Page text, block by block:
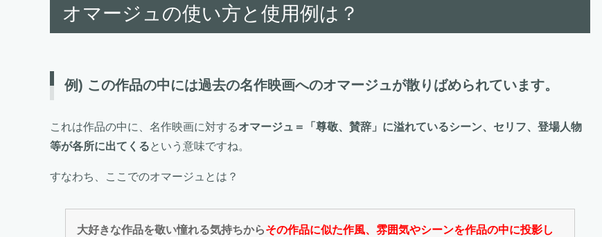
オマージュの使い方と使用例は？
例) この作品の中には過去の名作映画へのオマージュが散りばめられています。
これは作品の中に、名作映画に対するオマージュ＝「尊敬、賛辞」に溢れているシーン、セリフ、登場人物
等が各所に出てくるという意味ですね。
すなわち、ここでのオマージュとは？
大好きな作品を敬い憧れる気持ちからその作品に似た作風、雰囲気やシーンを作品の中に投影し